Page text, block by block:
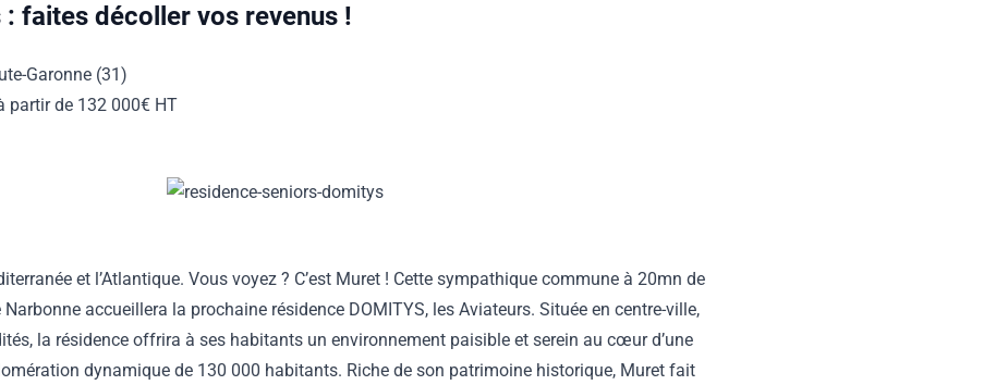
: faites décoller vos revenus !
Garonne (31)
partir de 132 000€ HT
et l’Atlantique. Vous voyez ? C’est Muret ! Cette sympathique commune à 20mn de
accueillera la prochaine résidence DOMITYS, les Aviateurs. Située en centre-ville,
la résidence offrira à ses habitants un environnement paisible et serein au cœur d’une
dynamique de 130 000 habitants. Riche de son patrimoine historique, Muret fait